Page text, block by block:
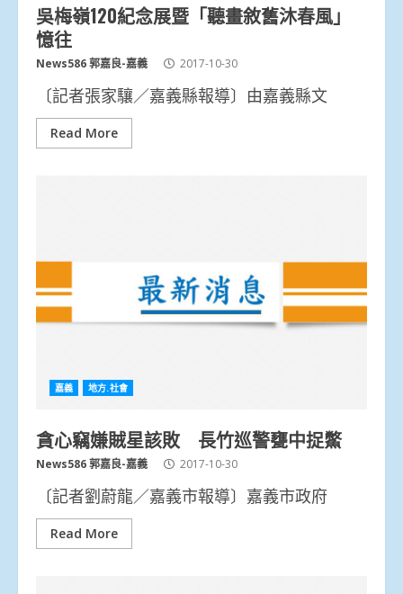
吳梅嶺120紀念展暨「聽畫敘舊沐春風」
憶往
News586 郭嘉良-嘉義 2017-10-30
〔記者張家驤／嘉義縣報導〕由嘉義縣文
Read More
嘉義 地方.社會
貪心竊嫌賊星該敗 長竹巡警甕中捉鱉
News586 郭嘉良-嘉義 2017-10-30
〔記者劉蔚龍／嘉義市報導〕嘉義市政府
Read More